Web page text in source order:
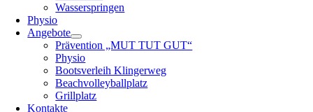
Wasserspringen
Physio
Angebote
Prävention „MUT TUT GUT“
Physio
Bootsverleih Klingerweg
Beachvolleyballplatz
Grillplatz
Kontakte